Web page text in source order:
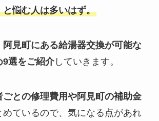
悩む人は多いはず。
阿見町にある給湯器交換が可能な
9選をご紹介していきます。
との修理費用や阿見町の補助金
めているので、気になる点があれ